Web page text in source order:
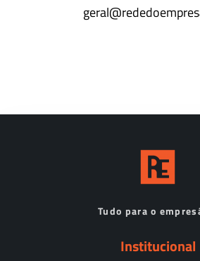
Tudo para o
Institucional